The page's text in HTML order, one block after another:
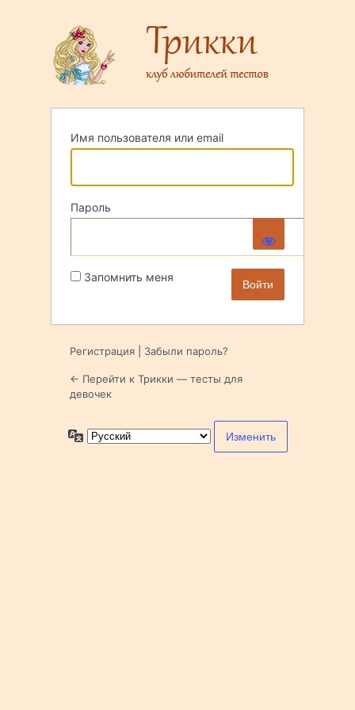
Имя пользователя или email
Пароль
Запомнить меня
Регистрация Забыли пароль?
← Перейти к Трикки — тесты для
девочек
Язык